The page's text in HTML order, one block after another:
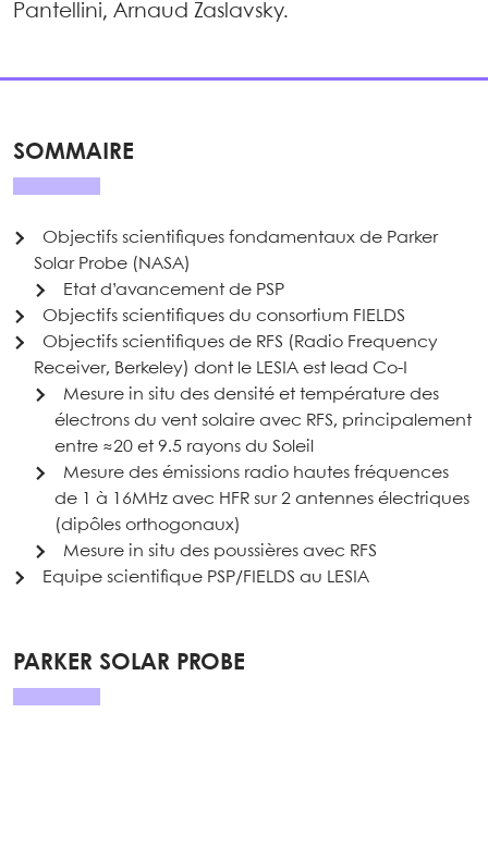
Pantellini, Arnaud Zaslavsky.
SOMMAIRE
Objectifs scientifiques fondamentaux de Parker
Solar Probe (NASA)
Etat d’avancement de PSP
Objectifs scientifiques du consortium FIELDS
Objectifs scientifiques de RFS (Radio Frequency
Receiver, Berkeley) dont le LESIA est lead Co-I
Mesure in situ des densité et température des
électrons du vent solaire avec RFS, principalement
entre ≈20 et 9.5 rayons du Soleil
Mesure des émissions radio hautes fréquences
de 1 à 16MHz avec HFR sur 2 antennes électriques
(dipôles orthogonaux)
Mesure in situ des poussières avec RFS
Equipe scientifique PSP/FIELDS au LESIA
PARKER SOLAR PROBE